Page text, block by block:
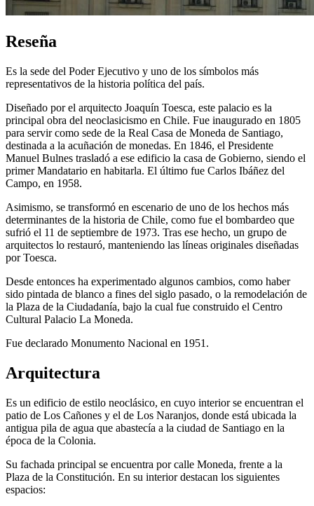
Reseña
Es la sede del Poder Ejecutivo y uno de los símbolos más
representativos de la historia política del país.
Diseñado por el arquitecto Joaquín Toesca, este palacio es la
principal obra del neoclasicismo en Chile. Fue inaugurado en 1805
para servir como sede de la Real Casa de Moneda de Santiago,
destinada a la acuñación de monedas. En 1846, el Presidente
Manuel Bulnes trasladó a ese edificio la casa de Gobierno, siendo el
primer Mandatario en habitarla. El último fue Carlos Ibáñez del
Campo, en 1958.
Asimismo, se transformó en escenario de uno de los hechos más
determinantes de la historia de Chile, como fue el bombardeo que
sufrió el 11 de septiembre de 1973. Tras ese hecho, un grupo de
arquitectos lo restauró, manteniendo las líneas originales diseñadas
por Toesca.
Desde entonces ha experimentado algunos cambios, como haber
sido pintada de blanco a fines del siglo pasado, o la remodelación de
la Plaza de la Ciudadanía, bajo la cual fue construido el Centro
Cultural Palacio La Moneda.
Fue declarado Monumento Nacional en 1951.
Arquitectura
Es un edificio de estilo neoclásico, en cuyo interior se encuentran el
patio de Los Cañones y el de Los Naranjos, donde está ubicada la
antigua pila de agua que abastecía a la ciudad de Santiago en la
época de la Colonia.
Su fachada principal se encuentra por calle Moneda, frente a la
Plaza de la Constitución. En su interior destacan los siguientes
espacios: